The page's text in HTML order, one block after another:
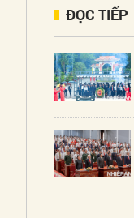
ĐỌC TIẾP